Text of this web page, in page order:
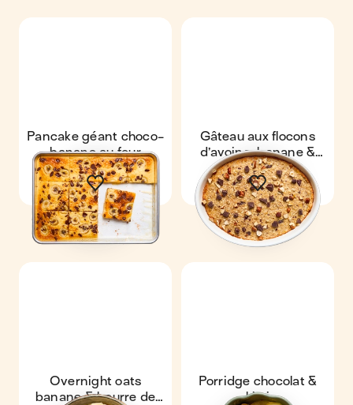
Pancake géant choco-
banane au four
Gâteau aux flocons
d’avoine, banane &
chocolat
Overnight oats
banane & beurre de
Porridge chocolat &
kiwi